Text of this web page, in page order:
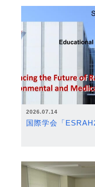
2026.07.14
国際学会「